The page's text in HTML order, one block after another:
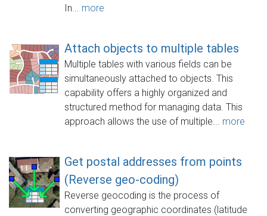
In... more
Attach objects to multiple tables
Multiple tables with various fields can be
simultaneously attached to objects. This
capability offers a highly organized and
structured method for managing data. This
approach allows the use of multiple... more
Get postal addresses from points
(Reverse geo-coding)
Reverse geocoding is the process of
converting geographic coordinates (latitude